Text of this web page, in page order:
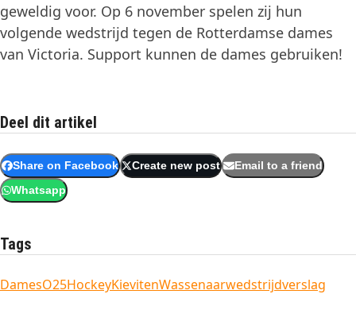
geweldig voor. Op 6 november spelen zij hun
volgende wedstrijd tegen de Rotterdamse dames
van Victoria. Support kunnen de dames gebruiken!
Deel dit artikel
Share on Facebook Create new post Email to a friend
Whatsapp
Tags
DamesO25HockeyKievitenWassenaarwedstrijdverslag